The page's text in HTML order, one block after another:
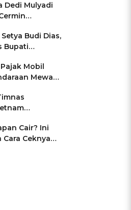
Dedi Mulyadi
Keamanan
Budi Dias,
Bupati
Mobil
Mewah
di Pakansari
Cair? Ini
Ceknya